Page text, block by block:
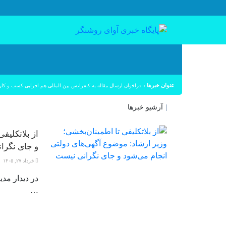
عنوان خبرها : فراخوان ارسال مقاله به کنفرانس بین المللی هم افزایی کسب و
آرشیو خبرها
از
و جای
خرداد ۲۷, ۱۴۰۵
در دیدار
…